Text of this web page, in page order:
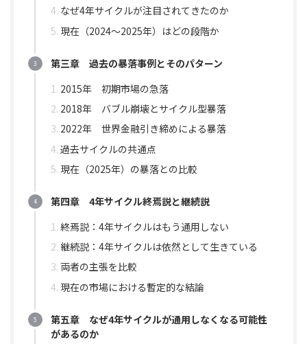
なぜ4年サイクルが注目されてきたのか
現在（2024〜2025年）はどの段階か
第三章 過去の暴落事例とそのパターン
2015年 初期市場の急落
2018年 バブル崩壊とサイクル型暴落
2022年 世界金融引き締めによる暴落
過去サイクルの共通点
現在（2025年）の暴落との比較
第四章 4年サイクル終焉説と継続説
終焉説：4年サイクルはもう通用しない
継続説：4年サイクルは依然として生きている
両者の主張を比較
現在の市場における暫定的な結論
第五章 なぜ4年サイクルが通用しなくなる可能性
があるのか